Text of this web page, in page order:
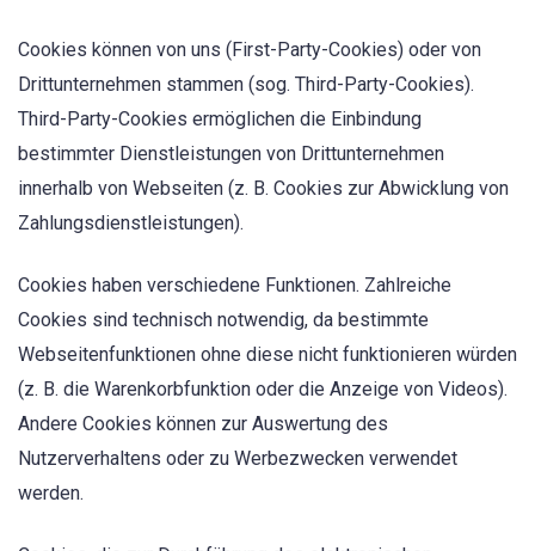
Cookies können von uns (First-Party-Cookies) oder von
Drittunternehmen stammen (sog. Third-Party-Cookies).
Third-Party-Cookies ermöglichen die Einbindung
bestimmter Dienstleistungen von Drittunternehmen
innerhalb von Webseiten (z. B. Cookies zur Abwicklung von
Zahlungsdienstleistungen).
Cookies haben verschiedene Funktionen. Zahlreiche
Cookies sind technisch notwendig, da bestimmte
Webseitenfunktionen ohne diese nicht funktionieren würden
(z. B. die Warenkorbfunktion oder die Anzeige von Videos).
Andere Cookies können zur Auswertung des
Nutzerverhaltens oder zu Werbezwecken verwendet
werden.